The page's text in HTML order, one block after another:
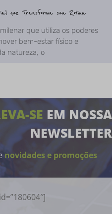
que Transforma sua Rotina
que utiliza os poderes
bem-estar físico e
natureza, o
SE EM NOSSA
NEWSLETTER
novidades e promoções